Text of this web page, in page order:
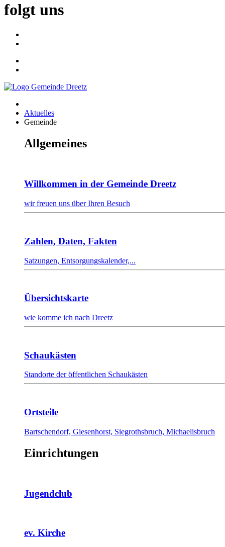
folgt uns
Aktuelles
Gemeinde
Allgemeines
Willkommen in der Gemeinde Dreetz
wir freuen uns über Ihren Besuch
Zahlen, Daten, Fakten
Satzungen, Entsorgungskalender,...
Übersichtskarte
wie komme ich nach Dreetz
Schaukästen
Standorte der öffentlichen Schaukästen
Ortsteile
Bartschendorf, Giesenhorst, Siegrothsbruch, Michaelisbruch
Einrichtungen
Jugendclub
ev. Kirche